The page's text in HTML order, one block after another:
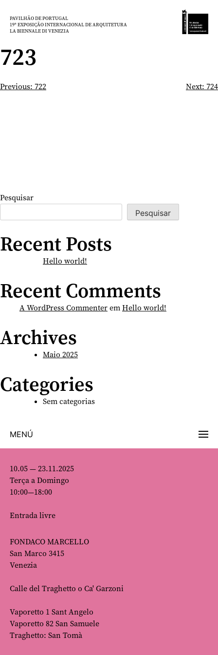
paraPAVILHÃO DE PORTUGAL
19ª EXPOSIÇÃO INTERNACIONAL DE ARQUITETURA
LA BIENNALE DI VENEZIA
723
Navegação
Previous: 722 Next: 724
Pesquisar
Pesquisar
Recent Posts
Hello world!
Recent Comments
A WordPress CommenteremHello world!
Archives
Maio 2025
Categories
Sem categorias
MENÚ
10.05 — 23.11.2025
Terça a Domingo
10:00—18:00
Entrada livre
FONDACO MARCELLO
San Marco 3415
Venezia
Calle del Traghetto o Ca' Garzoni
Vaporetto 1 Sant Angelo
Vaporetto 82 San Samuele
Traghetto: San Tomà